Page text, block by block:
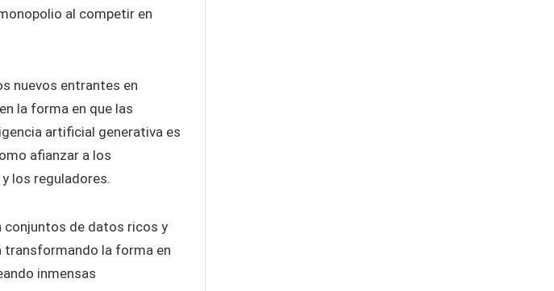
al competir en
nuevos entrantes en
la forma en que las
artificial generativa es
afianzar a los
los reguladores.
conjuntos de datos ricos y
transformando la forma en
inmensas